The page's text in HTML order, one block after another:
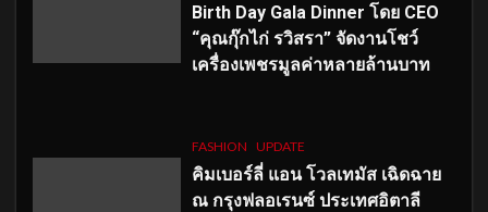
Birth Day Gala Dinner โดย CEO
“คุณกุ๊กไก่ รวิสรา” จัดงานโชว์
เครื่องเพชรมูลค่าหลายล้านบาท
FASHION UPDATE
คิมเบอร์ลี่ แอน โวลเทมัส เฉิดฉาย
ณ กรุงฟลอเรนซ์ ประเทศอิตาลี